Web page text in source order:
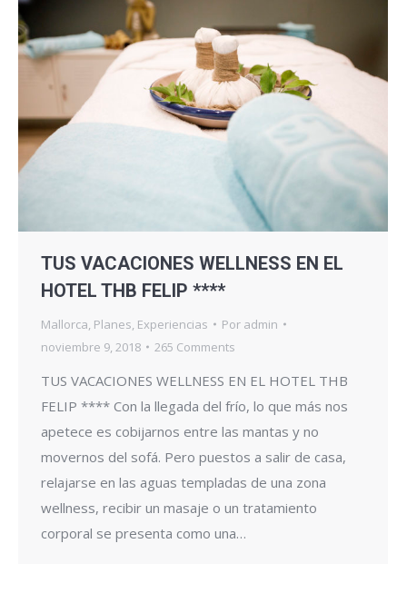
TUS VACACIONES WELLNESS EN EL
HOTEL THB FELIP ****
Mallorca Planes Experiencias Por admin
noviembre 9, 2018
265 Comments
TUS VACACIONES WELLNESS EN EL HOTEL THB
FELIP **** Con la llegada del frío, lo que más nos
apetece es cobijarnos entre las mantas y no
movernos del sofá. Pero puestos a salir de casa,
relajarse en las aguas templadas de una zona
wellness, recibir un masaje o un tratamiento
corporal se presenta como una…